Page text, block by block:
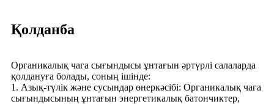
Қолданба
Органикалық чага сығындысы ұнтағын әртүрлі салаларда
қолдануға болады, соның ішінде:
1. Азық-түлік және сусындар өнеркәсібі: Органикалық чага
сығындысының ұнтағын энергетикалық батончиктер,